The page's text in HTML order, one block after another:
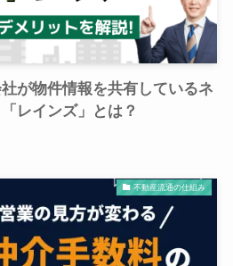
が物件情報を共有しているネ
レインズ」とは？
不動産流通の仕組み